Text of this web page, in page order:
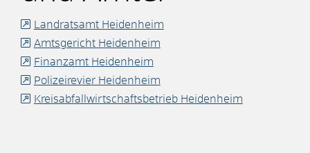
Landratsamt Heidenheim
Amtsgericht Heidenheim
Finanzamt Heidenheim
Polizeirevier Heidenheim
Kreisabfallwirtschaftsbetrieb Heidenheim